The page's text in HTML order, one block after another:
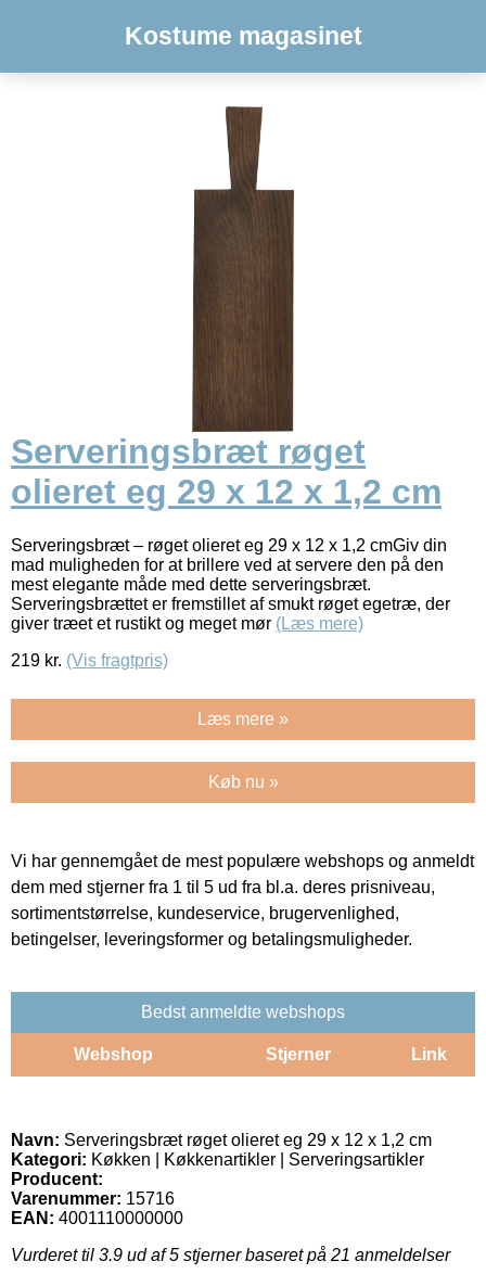
Kostume magasinet
Serveringsbræt røget
olieret eg 29 x 12 x 1,2 cm
Serveringsbræt – røget olieret eg 29 x 12 x 1,2 cmGiv din
mad muligheden for at brillere ved at servere den på den
mest elegante måde med dette serveringsbræt.
Serveringsbrættet er fremstillet af smukt røget egetræ, der
giver træet et rustikt og meget mør (Læs mere)
219 kr. (Vis fragtpris)
Læs mere »
Køb nu »
Vi har gennemgået de mest populære webshops og anmeldt
dem med stjerner fra 1 til 5 ud fra bl.a. deres prisniveau,
sortimentstørrelse, kundeservice, brugervenlighed,
betingelser, leveringsformer og betalingsmuligheder.
Bedst anmeldte webshops
Webshop Stjerner Link
Navn: Serveringsbræt røget olieret eg 29 x 12 x 1,2 cm
Kategori: Køkken | Køkkenartikler | Serveringsartikler
Producent:
Varenummer: 15716
EAN: 4001110000000
Vurderet til 3.9 ud af 5 stjerner baseret på 21 anmeldelser